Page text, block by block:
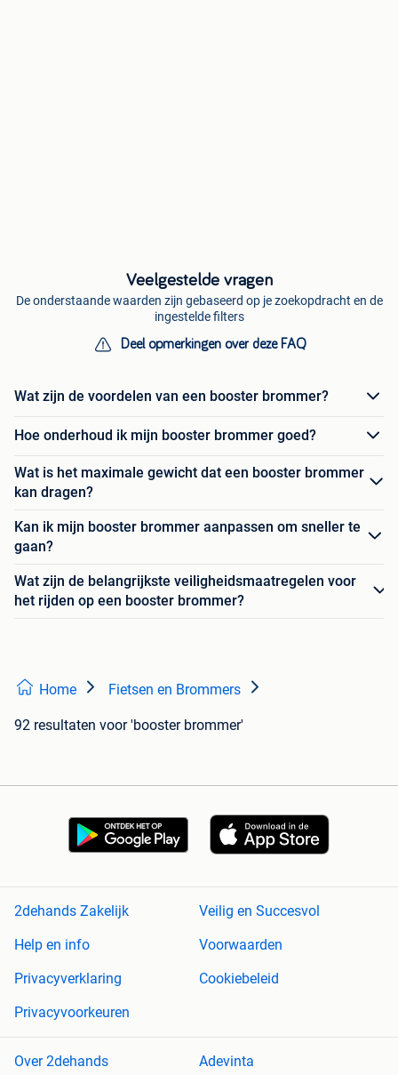
Veelgestelde vragen
De onderstaande waarden zijn gebaseerd op je zoekopdracht en de
ingestelde filters
Deel opmerkingen over deze FAQ
Wat zijn de voordelen van een booster brommer?
Hoe onderhoud ik mijn booster brommer goed?
Wat is het maximale gewicht dat een booster brommer
kan dragen?
Kan ik mijn booster brommer aanpassen om sneller te
gaan?
Wat zijn de belangrijkste veiligheidsmaatregelen voor
het rijden op een booster brommer?
Home Fietsen en Brommers
92 resultaten voor 'booster brommer'
2dehands Zakelijk
Veilig en Succesvol
Help en info
Voorwaarden
Privacyverklaring
Cookiebeleid
Privacyvoorkeuren
Over 2dehands Adevinta